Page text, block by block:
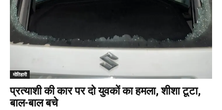
मोतिहारी
प्रत्याशी की कार पर दो युवकों का हमला, शीशा टूटा,
बाल-बाल बचे